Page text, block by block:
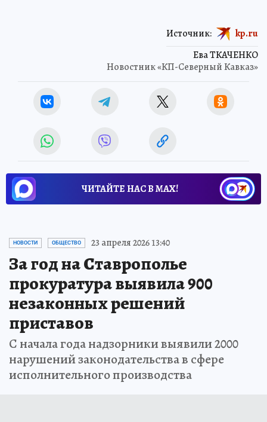
Ева ТКАЧЕНКО
Новостник «КП-Северный Кавказ»
Источник: kp.ru
ЧИТАЙТЕ НАС В МАХ!
НОВОСТИ ОБЩЕСТВО 23 апреля 2026 13:40
За год на Ставрополье
прокуратура выявила 900
незаконных решений
приставов
С начала года надзорники выявили 2000
нарушений законодательства в сфере
исполнительного производства